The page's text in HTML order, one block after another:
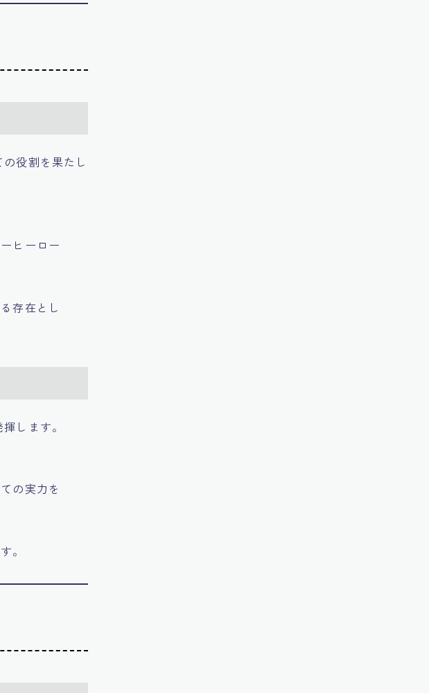
役割を果たし
ヒーロー
存在とし
します。
の実力を
。